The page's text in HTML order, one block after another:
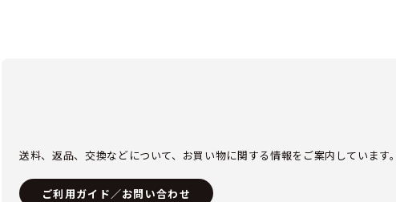
送料、返品、交換などについて、お買い物に関する情報をご案内しています
ご利用ガイド／お問い合わせ